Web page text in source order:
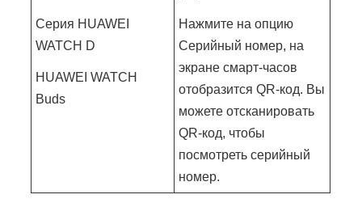
Серия HUAWEI
WATCH D
HUAWEI WATCH
Buds
Нажмите на опцию
Серийный номер, на
экране смарт-часов
отобразится QR-код. Вы
можете отсканировать
QR-код, чтобы
посмотреть серийный
номер.